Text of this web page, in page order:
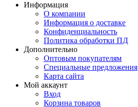
Информация
О компании
Информация о доставке
Конфиденциальность
Политика обработки ПД
Дополнительно
Оптовым покупателям
Специальные предложения
Карта сайта
Мой аккаунт
Вход
Корзина товаров